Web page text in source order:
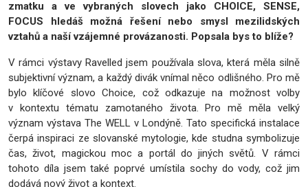
zmatku a ve vybraných slovech jako CHOICE, SENSE,
FOCUS hledáš možná řešení nebo smysl mezilidských
vztahů a naší vzájemné provázanosti. Popsala bys to blíže?
V rámci výstavy Ravelled jsem používala slova, která měla silně
subjektivní význam, a každý divák vnímal něco odlišného. Pro mě
bylo klíčové slovo Choice, což odkazuje na možnost volby
v kontextu tématu zamotaného života. Pro mě měla velký
význam výstava The WELL v Londýně. Tato specifická instalace
čerpá inspiraci ze slovanské mytologie, kde studna symbolizuje
čas, život, magickou moc a portál do jiných světů. V rámci
tohoto díla jsem také poprvé umístila sochy do vody, což jim
dodává nový život a kontext.